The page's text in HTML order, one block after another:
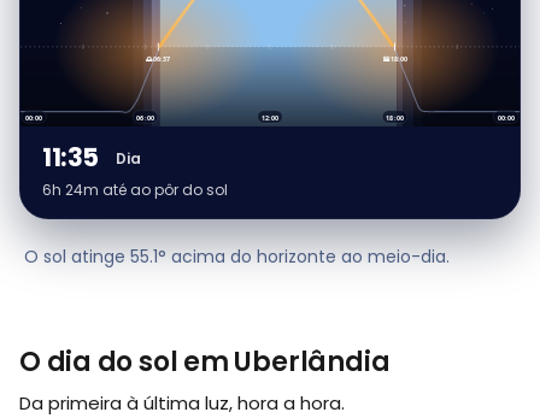
🌅 06:37 🌇 18:00
00:00 06:00 12:00 18:00 00:00
11:35
Dia
6h 24m até ao pôr do sol
O sol atinge 55.1° acima do horizonte ao meio-dia.
O dia do sol em Uberlândia
Da primeira à última luz, hora a hora.